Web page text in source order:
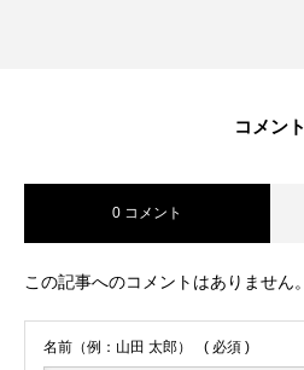
コメント
0 コメント
この記事へのコメントはありません。
名前（例：山田 太郎） ( 必須 )